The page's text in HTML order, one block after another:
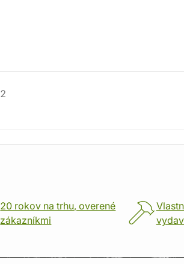
2
20 rokov na trhu, overené
zákazníkmi